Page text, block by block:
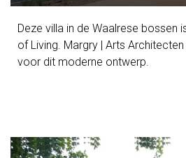
Deze villa in de Waalrese bossen
of Living. Margry | Arts
voor dit moderne ontwerp.